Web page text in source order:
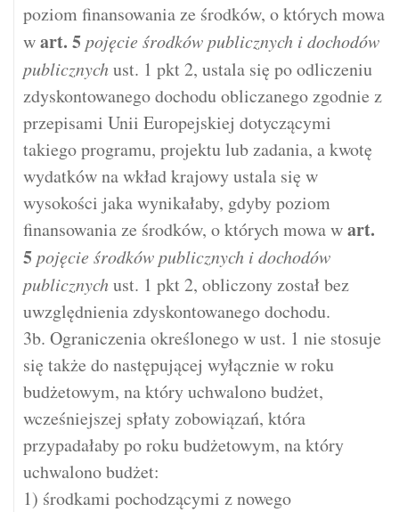
poziom finansowania ze środków, o których mowa
wart. 5 pojęcie środków publicznych i dochodów
publicznychust. 1 pkt 2, ustala się po odliczeniu
zdyskontowanego dochodu obliczanego zgodnie z
przepisami Unii Europejskiej dotyczącymi
takiego programu, projektu lub zadania, a kwotę
wydatków na wkład krajowy ustala się w
wysokości jaka wynikałaby, gdyby poziom
finansowania ze środków, o których mowa wart.
5 pojęcie środków publicznych i dochodów
publicznychust. 1 pkt 2, obliczony został bez
uwzględnienia zdyskontowanego dochodu.
3b. Ograniczenia określonego w ust. 1 nie stosuje
się także do następującej wyłącznie w roku
budżetowym, na który uchwalono budżet,
wcześniejszej spłaty zobowiązań, która
przypadałaby po roku budżetowym, na który
uchwalono budżet:
1) środkami pochodzącymi z nowego